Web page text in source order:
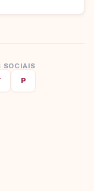
SOCIAIS
P